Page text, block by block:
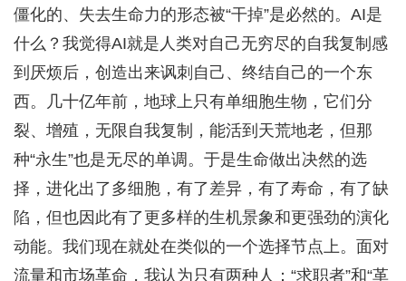
僵化的、失去生命力的形态被“干掉”是必然的。AI是
什么？我觉得AI就是人类对自己无穷尽的自我复制感
到厌烦后，创造出来讽刺自己、终结自己的一个东
西。几十亿年前，地球上只有单细胞生物，它们分
裂、增殖，无限自我复制，能活到天荒地老，但那
种“永生”也是无尽的单调。于是生命做出决然的选
择，进化出了多细胞，有了差异，有了寿命，有了缺
陷，但也因此有了更多样的生机景象和更强劲的演化
动能。我们现在就处在类似的一个选择节点上。面对
流量和市场革命，我认为只有两种人：“求职者”和“革